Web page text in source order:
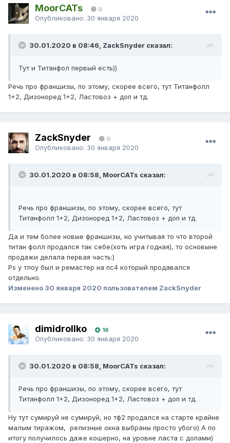
MoorCATs 0
Опубликовано: 30 января 2020
30.01.2020 в 08:46, ZackSnyder сказал:
Тут и Титанфол первый есть))
Речь про франшизы, по этому, скорее всего, тут Титанфолл
1+2, Дизоноред 1+2, Ластовоз + доп и тд.
ZackSnyder 0
Опубликовано: 30 января 2020
30.01.2020 в 08:58, MoorCATs сказал:
Речь про франшизы, по этому, скорее всего, тут
Титанфолл 1+2, Дизоноред 1+2, Ластовоз + доп и тд.
Да и тем более новые франшизы, но учитывая то что второй
титан фолл продался так себе(хоть игра годная), то основыне
продажи делала первая часть:)
Ps у тлоу был и ремастер на пс4 который продавался
отдельно.
Изменено 30 января 2020 пользователем ZackSnyder
dimidrollko 16
Опубликовано: 30 января 2020
30.01.2020 в 08:58, MoorCATs сказал:
Речь про франшизы, по этому, скорее всего, тут
Титанфолл 1+2, Дизоноред 1+2, Ластовоз + доп и тд.
Ну тут сумируй не сумируй, но тф2 продался на старте крайне
малым тиражом, релизные окна выбраны просто убого) А по
итогу получилось даже кошерно, на уровне ласта с допами)